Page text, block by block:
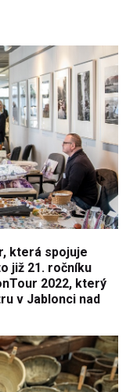
která spojuje
již 21. ročníku
2022, který
v Jablonci nad